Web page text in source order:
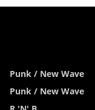
Punk / New Wave
Punk / New Wave